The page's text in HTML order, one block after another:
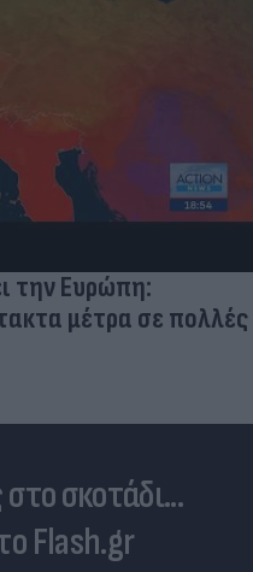
την Ευρώπη:
μέτρα σε πολλές
στο σκοτάδι...
Flash.gr